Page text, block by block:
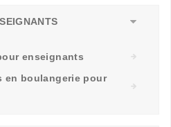
enseignants
en boulangerie pour